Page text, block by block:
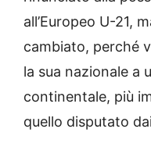
all’Europeo U-21,
cambiato, perché
la sua nazionale a
continentale, più
quello disputato